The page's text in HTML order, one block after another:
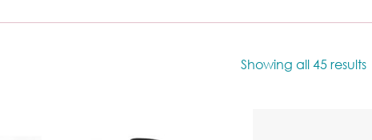
Showing all 45 results